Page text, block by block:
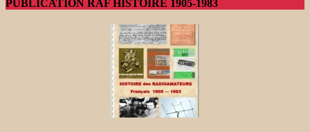
PUBLICATION RAF HISTOIRE 1905-1983